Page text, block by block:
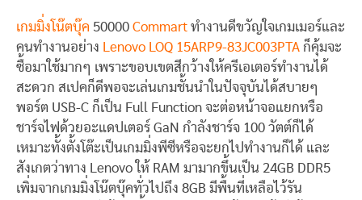
เกมมิ่งโน๊ตบุ๊ค 50000 Commart ทำงานดีขวัญใจเกมเมอร์และ
คนทำงานอย่าง
Lenovo LOQ 15ARP9-83JC003PTA ก็คุ้มจะ
ซื้อมาใช้มากๆ เพราะขอบเขตสีกว้างให้ครีเอเตอร์ทำงานได้
สะดวก สเปคก็ดีพอจะเล่นเกมชั้นนำในปัจจุบันได้สบายๆ
พอร์ต USB-C ก็เป็น Full Function จะต่อหน้าจอแยกหรือ
ชาร์จไฟด้วยอะแดปเตอร์ GaN กำลังชาร์จ 100 วัตต์ก็ได้
เหมาะทั้งตั้งโต๊ะเป็นเกมมิ่งพีซีหรือจะยกไปทำงานก็ได้ และ
สังเกตว่าทาง Lenovo ให้ RAM มามากขึ้นเป็น 24GB DDR5
เพิ่มจากเกมมิ่งโน๊ตบุ๊คทั่วไปถึง 8GB มีพื้นที่เหลือไว้รัน